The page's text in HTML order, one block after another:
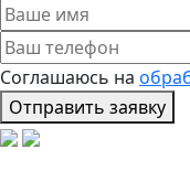
Соглашаюсь на
Отправить заявку